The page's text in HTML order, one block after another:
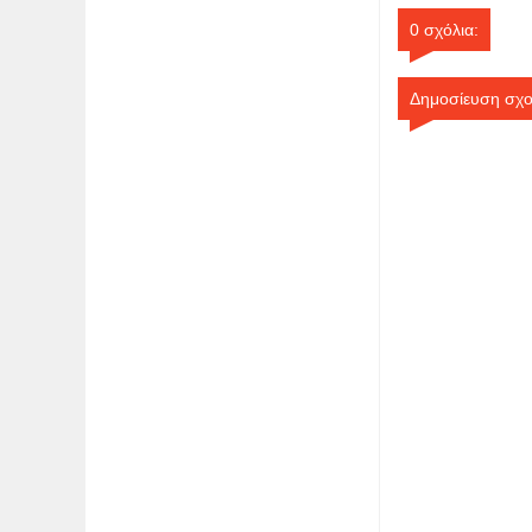
0 σχόλια:
Δημοσίευση